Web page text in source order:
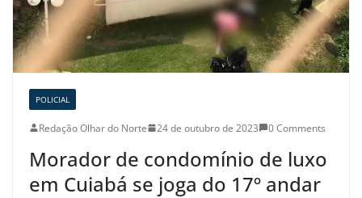
POLICIAL
Redação Olhar do Norte 24 de outubro de 2023 0 Comments
Morador de condomínio de luxo
em Cuiabá se joga do 17º andar